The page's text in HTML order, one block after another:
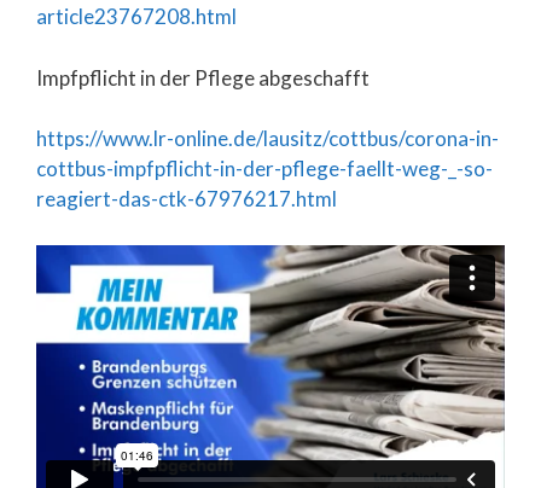
article23767208.html
Impfpflicht in der Pflege abgeschafft
https://www.lr-online.de/lausitz/cottbus/corona-in-
cottbus-impfpflicht-in-der-pflege-faellt-weg-_-so-
reagiert-das-ctk-67976217.html